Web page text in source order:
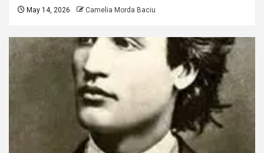
May 14, 2026 Camelia Morda Baciu